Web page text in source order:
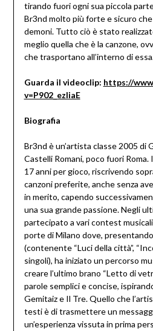
tirando fuori ogni sua piccola
Br3nd molto più forte e sicuro
demoni. Tutto ciò è stato
meglio quella che è la canzone,
che trasportano all’interno di
Guarda il videoclip: https://
v=P902_ezIiaE
Biografia
Br3nd è un’artista classe 2005 di
Castelli Romani, poco fuori Roma.
17 anni per gioco, riscrivendo
canzoni preferite, anche senza
in merito, capendo
una sua grande passione. Negli
partecipato a vari contest
porte di Milano dove,
(contenente “Luci della città”,
singoli), ha iniziato un percorso
creare l’ultimo brano “Letto di
parole semplici e concise,
Gemitaiz e Il Tre. Quello che
testi è di trasmettere un
un’esperienza vissuta in prima